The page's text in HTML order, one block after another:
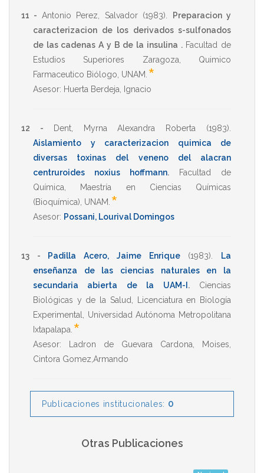
11 - Antonio Perez, Salvador (1983)
Preparacion y
caracterizacion de los derivados s-sulfonados
de las cadenas A y B de la insulina . Facultad de
Estudios Superiores Zaragoza
Quimico
Farmaceutico Biólogo UNAM *
Asesor: Huerta Berdeja, Ignacio
12 - Dent, Myrna Alexandra Roberta (1983)
Aislamiento y caracterizacion quimica de
diversas toxinas del veneno del alacran
centruroides noxius hoffmann.
Facultad de
Química
Maestría en Ciencias Químicas
(Bioquímica) UNAM *
Asesor: Possani, Lourival Domingos
13 - Padilla Acero, Jaime Enrique (1983)
La
enseñanza de las ciencias naturales en la
secundaria abierta de la UAM-I .
Ciencias
Biológicas y de la Salud
Licenciatura en Biología
Experimental
Universidad Autónoma Metropolitana
Ixtapalapa *
Asesor: Ladron de Guevara Cardona, Moises
Cintora Gomez,Armando
Publicaciones institucionales: 0
Otras Publicaciones